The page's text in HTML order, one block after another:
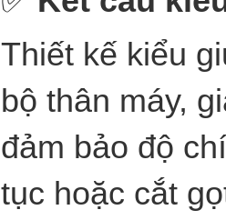
Thiết kế kiểu
bộ thân máy,
đảm bảo độ
tục hoặc cắt